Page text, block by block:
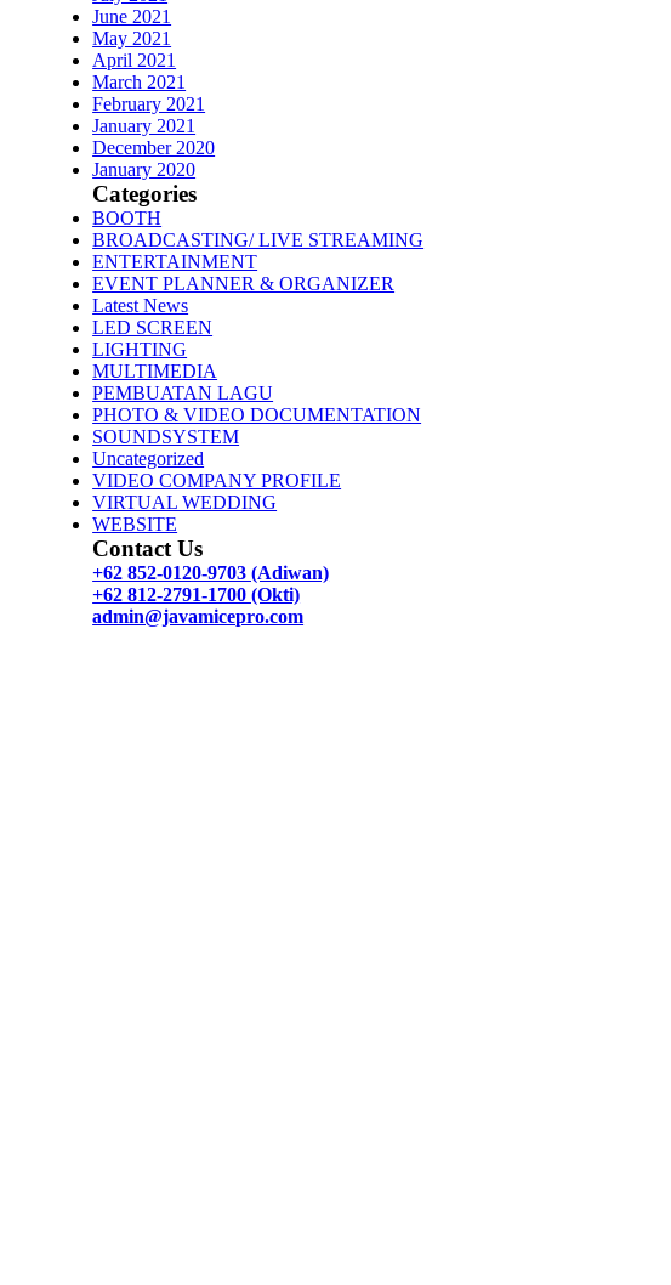
June 2021
May 2021
April 2021
March 2021
February 2021
January 2021
December 2020
January 2020
Categories
BOOTH
BROADCASTING/ LIVE STREAMING
ENTERTAINMENT
EVENT PLANNER & ORGANIZER
Latest News
LED SCREEN
LIGHTING
MULTIMEDIA
PEMBUATAN LAGU
PHOTO & VIDEO DOCUMENTATION
SOUNDSYSTEM
Uncategorized
VIDEO COMPANY PROFILE
VIRTUAL WEDDING
WEBSITE
Contact Us
+62 852-0120-9703 (Adiwan)
+62 812-2791-1700 (Okti)
admin@javamicepro.com